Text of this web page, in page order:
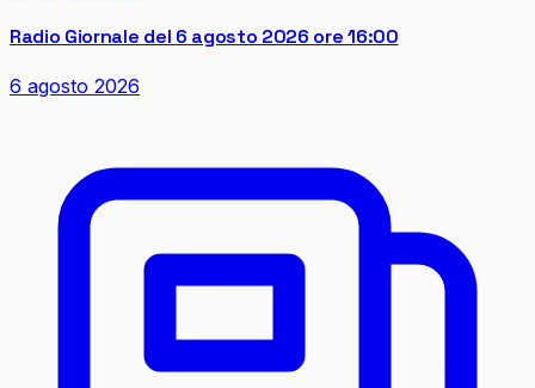
Radio Giornale del 6 agosto 2026 ore 16:00
6 agosto 2026